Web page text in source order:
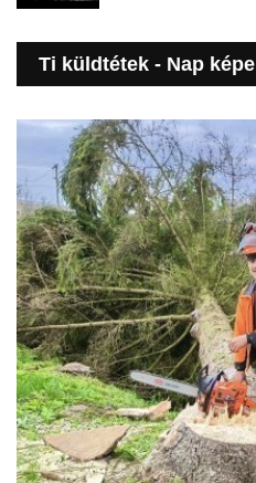
Ti küldtétek - Nap képe